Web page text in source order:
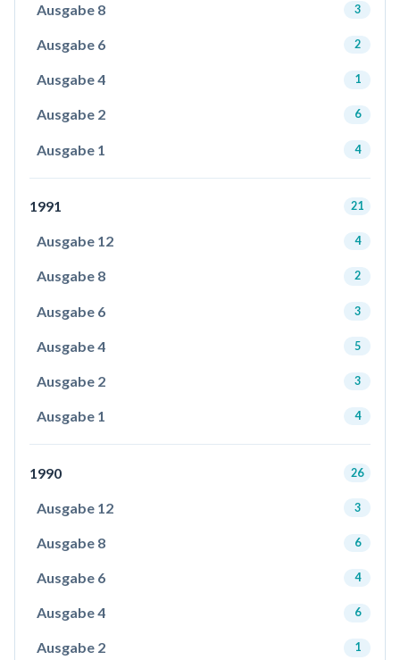
Ausgabe 8 3
Ausgabe 6 2
Ausgabe 4 1
Ausgabe 2 6
Ausgabe 1 4
1991 21
Ausgabe 12 4
Ausgabe 8 2
Ausgabe 6 3
Ausgabe 4 5
Ausgabe 2 3
Ausgabe 1 4
1990 26
Ausgabe 12 3
Ausgabe 8 6
Ausgabe 6 4
Ausgabe 4 6
Ausgabe 2 1